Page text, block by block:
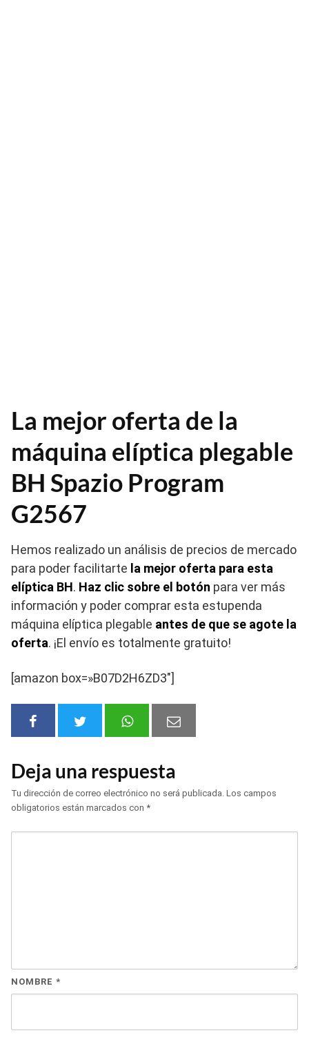
La mejor oferta de la
máquina elíptica plegable
BH Spazio Program
G2567
Hemos realizado un análisis de precios de mercado
para poder facilitarte la mejor oferta para esta
elíptica BH. Haz clic sobre el botón para ver más
información y poder comprar esta estupenda
máquina elíptica plegable antes de que se agote la
oferta. ¡El envío es totalmente gratuito!
[amazon box=»B07D2H6ZD3″]
Deja una respuesta
Tu dirección de correo electrónico no será publicada. Los campos
obligatorios están marcados con *
NOMBRE *